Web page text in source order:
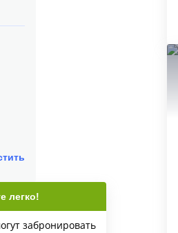
легко!
забронировать